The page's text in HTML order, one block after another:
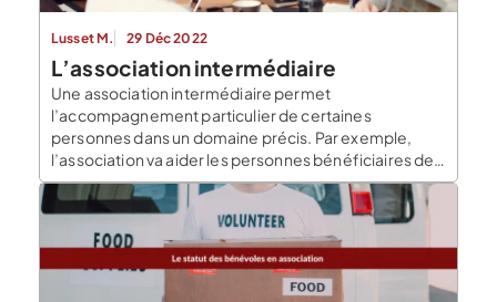
Lusset M. 29 Déc 2022
L’association intermédiaire
Une association intermédiaire permet
l’accompagnement particulier de certaines
personnes dans un domaine précis. Par exemple,
l’association va aider les personnes bénéficiaires de
ses actions à trouver un emploi auprès de particuliers,
d’entreprises ou d’une collectivité locale. Ce projet
d’accompagnement est élaboré avec des organes
tels que Pôle Emploi par exemple. Définition : qu’est-
ce qu’une association […]